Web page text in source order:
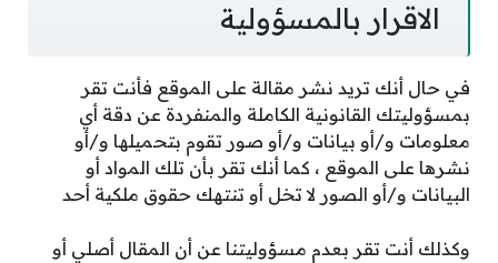
الاقرار بالمسؤولية
في حال أنك تريد نشر مقالة على الموقع فأنت تقر
بمسؤوليتك القانونية الكاملة والمنفردة عن دقة أي
معلومات و/أو بيانات و/أو صور تقوم بتحميلها و/أو
نشرها على الموقع ، كما أنك تقر بأن تلك المواد أو
البيانات و/أو الصور لا تخل أو تنتهك حقوق ملكية أحد
وكذلك أنت تقر بعدم مسؤوليتنا عن أن المقال أصلي أو